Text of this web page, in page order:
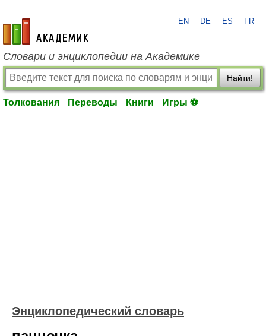
academic.ru
EN DE ES FR
Словари и энциклопедии на Академике
Найти!
Толкования Переводы Книги Игры ⚽
Энциклопедический словарь